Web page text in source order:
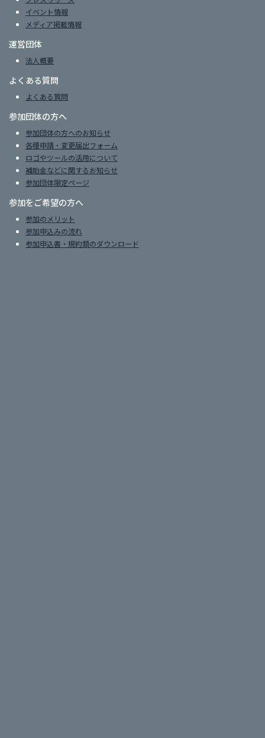
イベント情報
メディア掲載情報
運営団体
法人概要
よくある質問
よくある質問
参加団体の方へ
参加団体の方へのお知らせ
各種申請・変更届出フォーム
ロゴやツールの活用について
補助金などに関するお知らせ
参加団体限定ページ
参加をご希望の方へ
参加のメリット
参加申込みの流れ
参加申込書・規約類のダウンロード